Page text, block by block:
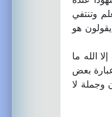
وتنتفي
هو
الله ما
بعض
وجملة لا